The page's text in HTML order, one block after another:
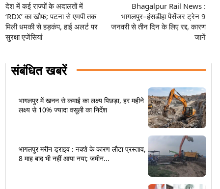
देश में कई राज्यों के अदालतों में
‘RDX’ का खौफ; पटना से एमपी तक
मिली धमकी से हड़कंप, हाई अलर्ट पर
सुरक्षा एजेंसियां
Bhagalpur Rail News :
भागलपुर–हंसडीहा पैसेंजर ट्रेन 9
जनवरी से तीन दिन के लिए रद्द, कारण
जानें
संबंधित खबरें
भागलपुर में खनन से कमाई का लक्ष्य पिछड़ा, हर महीने
लक्ष्य से 10% ज्यादा वसूली का निर्देश
भागलपुर मरीन ड्राइव : नक्शे के कारण लौटा प्रस्ताव,
8 माह बाद भी नहीं आया नया; जमीन...